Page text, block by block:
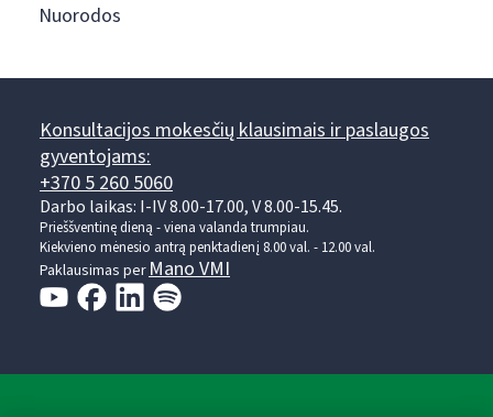
Nuorodos
Konsultacijos mokesčių klausimais ir paslaugos
gyventojams:
+370 5 260 5060
Darbo laikas: I-IV 8.00-17.00, V 8.00-15.45.
Prieššventinę dieną - viena valanda trumpiau.
Kiekvieno mėnesio antrą penktadienį 8.00 val. - 12.00 val.
Paklausimas per Mano VMI